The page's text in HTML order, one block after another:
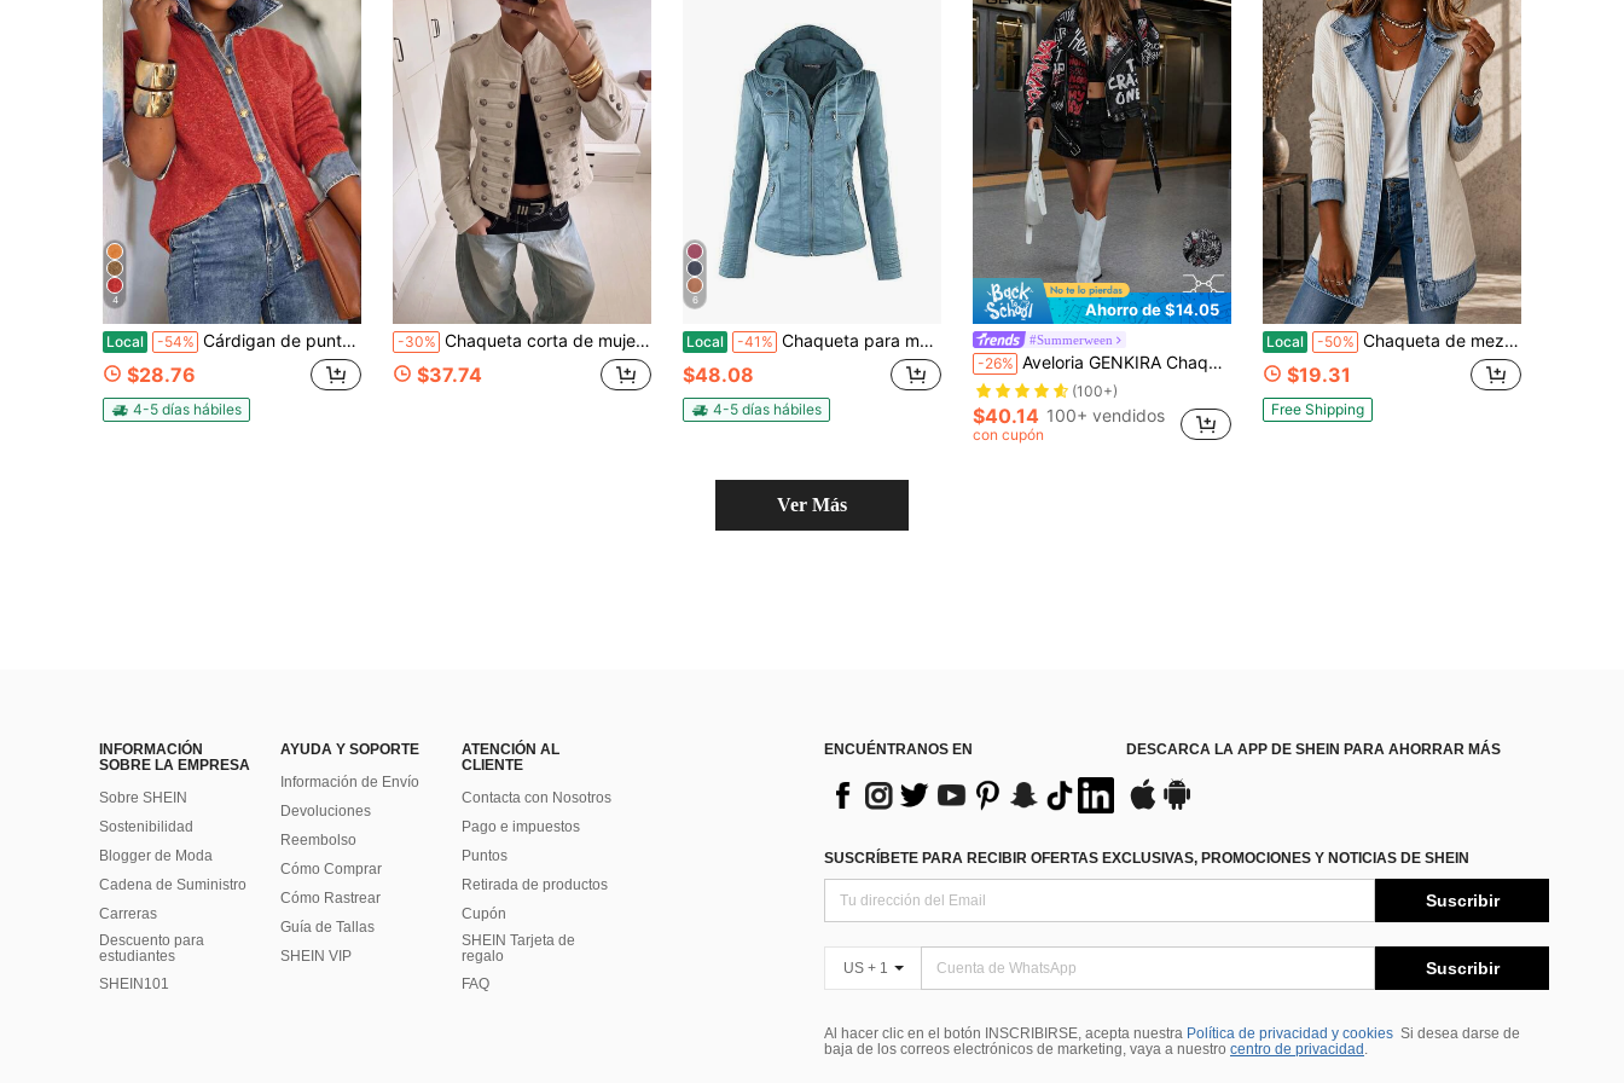
4
Local -54% Cárdigan de punto marrón con cuello y paneles de mezclilla para mujer: manga larga con botones al frente, ideal para el día a día, para ir al trabajo, para salir y para el Año Nuevo.
$28.76
4-5 días hábiles
-30% Chaqueta corta de mujer estilo cargo británico con cuello alto y múltiples botones, beige suave, corte slim favorecedor, top de otoño/invierno, chaqueta de ante y terciopelo estilo Napoleón, prenda exterior de alta resistencia y vanguardista
$37.74
6
Local -41% Chaqueta para mujer, chaqueta casual de motociclista, chaqueta acolchada con cremallera completa, manga larga con capucha
$48.08
4-5 días hábiles
Ahorro de $14.05
#Summerween
-26% Aveloria GENKIRA Chaqueta con estampado de letras de grafiti coloridas y estilo gótico punk de moda
(100+)
$40.14 100+ vendidos
con cupón
Local -50% Chaqueta de mezclilla casual para mujer con empalmes, top de cuello holgado y frente abierto, abrigo de manga larga con un solo botón, ajuste ceñido para otoño e invierno
$19.31
Free Shipping
Ver Más
INFORMACIÓN
SOBRE LA EMPRESA
Sobre SHEIN
Sostenibilidad
Blogger de Moda
Cadena de Suministro
Carreras
Descuento para
estudiantes
SHEIN101
AYUDA Y SOPORTE
Información de Envío
Devoluciones
Reembolso
Cómo Comprar
Cómo Rastrear
Guía de Tallas
SHEIN VIP
ATENCIÓN AL
CLIENTE
Contacta con Nosotros
Pago e impuestos
Puntos
Retirada de productos
Cupón
SHEIN Tarjeta de
regalo
FAQ
ENCUÉNTRANOS EN DESCARCA LA APP DE SHEIN PARA AHORRAR MÁS
SUSCRÍBETE PARA RECIBIR OFERTAS EXCLUSIVAS, PROMOCIONES Y NOTICIAS DE SHEIN
Suscribir
US + 1 Suscribir
Al hacer clic en el botón INSCRIBIRSE, acepta nuestra Política de privacidad y cookies Si desea darse de
baja de los correos electrónicos de marketing, vaya a nuestro centro de privacidad .